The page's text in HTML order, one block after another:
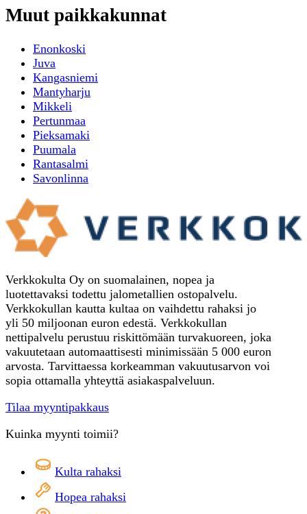
Muut paikkakunnat
Enonkoski
Juva
Kangasniemi
Mantyharju
Mikkeli
Pertunmaa
Pieksamaki
Puumala
Rantasalmi
Savonlinna
Verkkokulta Oy on suomalainen, nopea ja
luotettavaksi todettu jalometallien ostopalvelu.
Verkkokullan kautta kultaa on vaihdettu rahaksi jo
yli 50 miljoonan euron edestä. Verkkokullan
nettipalvelu perustuu riskittömään turvakuoreen, joka
vakuutetaan automaattisesti minimissään 5 000 euron
arvosta. Tarvittaessa korkeamman vakuutusarvon voi
sopia ottamalla yhteyttä asiakaspalveluun.
Tilaa myyntipakkaus
Kuinka myynti toimii?
Kulta rahaksi
Hopea rahaksi